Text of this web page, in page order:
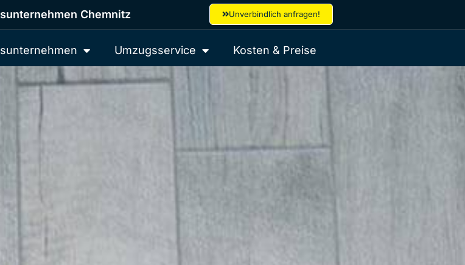
Chemnitz Unverbindlich anfragen!
Umzugsservice Kosten & Preise